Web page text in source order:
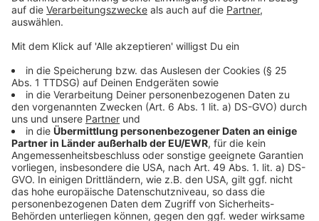
massiven Fachkräftemangels in Deutschland und
die sich für eine engere Verzahnung von Schule und
Wirtschaft stark machen. Premieren-Preisträger
waren die Schülerfirmen der Düsseldorfer
Förderschulen. Sie zeigen, wie praxisnahes Lernen
gelingen kann, sagt Michael Jungwirth, Vorsitzender
der Düsseldorfer Unternehmerschaft:
Anzeige